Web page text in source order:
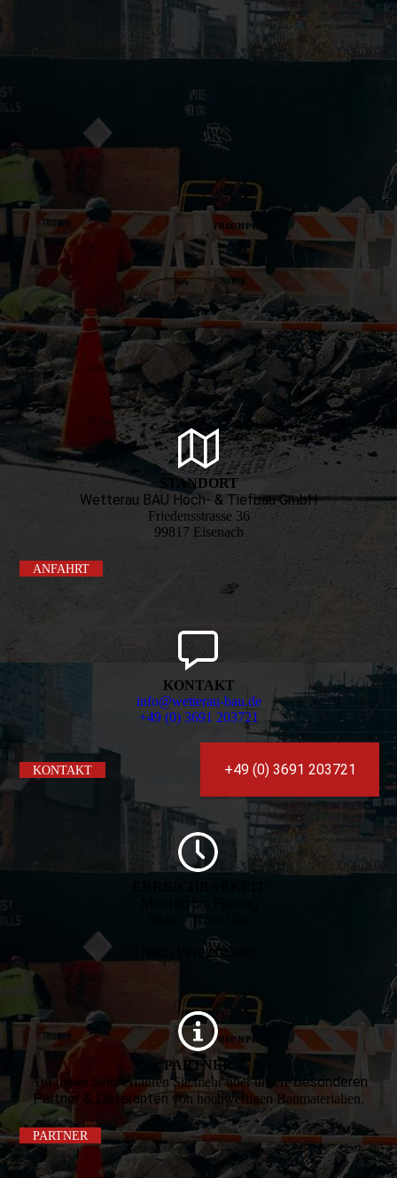
STANDORT
Wetterau BAU Hoch- & Tiefbau GmbH
Friedensstrasse 36
99817 Eisenach
ANFAHRT
KONTAKT
info@wetterau-bau.de
+49 (0) 3691 203721
KONTAKT
Montag bis Freitag
08:00 - 16:00 Uhr
Nach Vereinbarung
PARTNER
Auf dieser Seite erfahren Sie mehr über unserebesonderen
Partner & Lieferanten von hochwertigen Baumaterialien.
PARTNER
+49 (0) 3691 203721